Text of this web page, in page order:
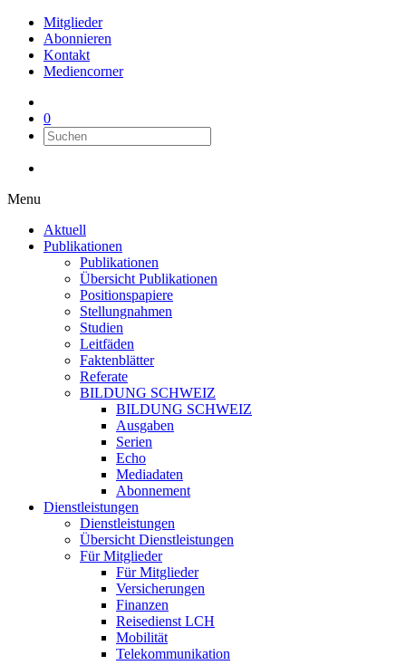
Mitglieder
Abonnieren
Kontakt
Mediencorner
0
Menu
Aktuell
Publikationen
Publikationen
Übersicht Publikationen
Positionspapiere
Stellungnahmen
Studien
Leitfäden
Faktenblätter
Referate
BILDUNG SCHWEIZ
BILDUNG SCHWEIZ
Ausgaben
Serien
Echo
Mediadaten
Abonnement
Dienstleistungen
Dienstleistungen
Übersicht Dienstleistungen
Für Mitglieder
Für Mitglieder
Versicherungen
Finanzen
Reisedienst LCH
Mobilität
Telekommunikation